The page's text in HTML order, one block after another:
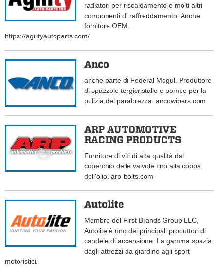
radiatori per riscaldamento e molti altri
componenti di raffreddamento. Anche
fornitore OEM.
https://agilityautoparts.com/
Anco
anche parte di Federal Mogul. Produttore
di spazzole tergicristallo e pompe per la
pulizia del parabrezza. ancowipers.com
ARP AUTOMOTIVE
RACING PRODUCTS
Fornitore di viti di alta qualità dal
coperchio delle valvole fino alla coppa
dell'olio. arp-bolts.com
Autolite
Membro del First Brands Group LLC,
Autolite è uno dei principali produttori di
candele di accensione. La gamma spazia
dagli attrezzi da giardino agli sport
motoristici.